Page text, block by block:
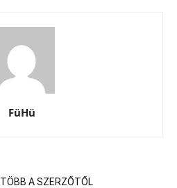
FüHü
TÖBB A SZERZŐTŐL